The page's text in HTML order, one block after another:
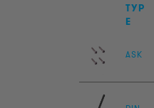
TYP
E
ASK